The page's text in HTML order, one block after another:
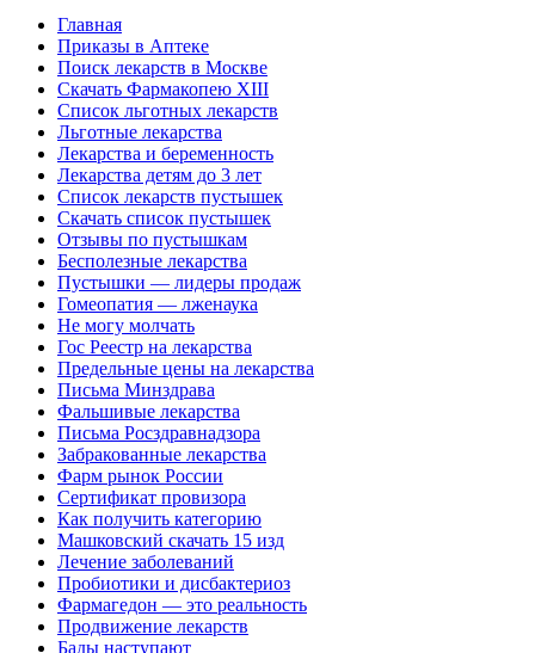
Главная
Приказы в Аптеке
Поиск лекарств в Москве
Скачать Фармакопею XIII
Список льготных лекарств
Льготные лекарства
Лекарства и беременность
Лекарства детям до 3 лет
Список лекарств пустышек
Скачать список пустышек
Отзывы по пустышкам
Бесполезные лекарства
Пустышки — лидеры продаж
Гомеопатия — лженаука
Не могу молчать
Гос Реестр на лекарства
Предельные цены на лекарства
Письма Минздрава
Фальшивые лекарства
Письма Росздравнадзора
Забракованные лекарства
Фарм рынок России
Сертификат провизора
Как получить категорию
Машковский скачать 15 изд
Лечение заболеваний
Пробиотики и дисбактериоз
Фармагедон — это реальность
Продвижение лекарств
Бады наступают